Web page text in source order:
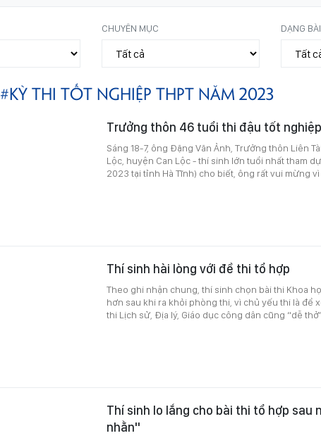
CHUYÊN MỤC DẠNG BÀI
#KỲ THI TỐT NGHIỆP THPT NĂM 2023
Trưởng thôn 46 tuổi thi đậu tốt
Sáng 18-7, ông Đặng Văn Ảnh, Trưởng thôn Liên
Lộc, huyện Can Lộc - thí sinh lớn tuổi nhất tham
2023 tại tỉnh Hà Tĩnh) cho biết, ông rất vui mừng
Thí sinh hài lòng với đề thi tổ hợp
Theo ghi nhận chung, thí sinh chọn bài thi Khoa
hơn sau khi ra khỏi phòng thi, vì chủ yếu thi là để
thi Lịch sử, Địa lý, Giáo dục công dân cũng “dễ
Thí sinh lo lắng cho bài thi tổ hợp sau
nhằn"